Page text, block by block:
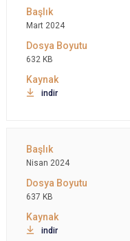
Mart 2024
632 KB
indir
Nisan 2024
637 KB
indir